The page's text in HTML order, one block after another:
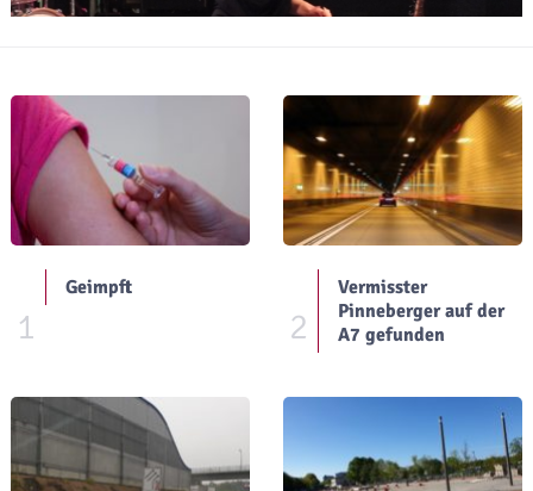
1
Geimpft
2
Vermisster
Pinneberger auf der
A7 gefunden